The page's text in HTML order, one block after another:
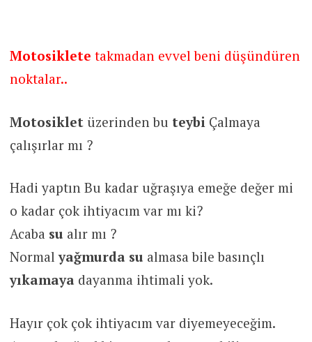
Motosiklete takmadan evvel beni düşündüren
noktalar..
Motosikletüzerinden bu teybi Çalmaya
çalışırlar mı ?
Hadi yaptın Bu kadar uğraşıya emeğe değer mi
o kadar çok ihtiyacım var mı ki?
Acaba su alır mı ?
Normalyağmurda su almasa bile basınçlı
yıkamaya dayanma ihtimali yok.
Hayır çok çok ihtiyacım var diyemeyeceğim.